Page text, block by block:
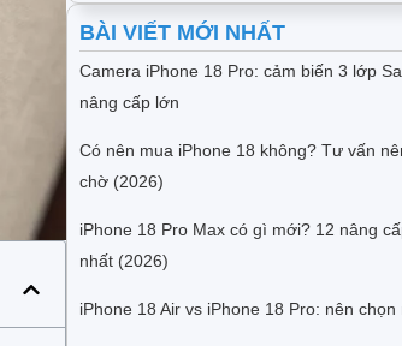
BÀI VIẾT MỚI NHẤT
Camera iPhone 18 Pro: cảm biến 3 lớp
nâng cấp lớn
Có nên mua iPhone 18 không? Tư vấn
chờ (2026)
iPhone 18 Pro Max có gì mới? 12 nâng
nhất (2026)
iPhone 18 Air vs iPhone 18 Pro: nên chọn